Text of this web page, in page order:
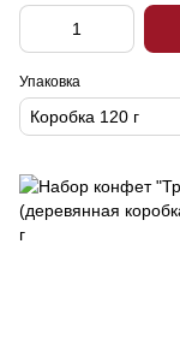
Упаковка
Коробка 120 г